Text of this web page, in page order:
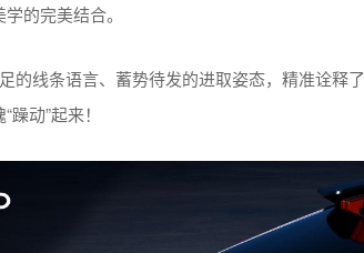
的完美结合。
的线条语言、蓄势待发的进取姿态，精准诠释
动”起来！